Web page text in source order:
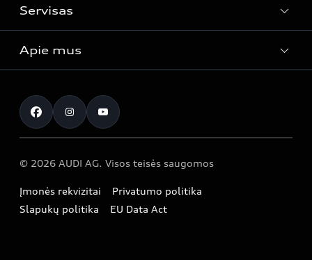
Specialūs pasiūlymai
Servisas
Servisas
Apie mus
Kontaktai
© 2026 AUDI AG. Visos teisės saugomos
Įmonės rekvizitai
Privatumo politika
Slapukų politika
EU Data Act